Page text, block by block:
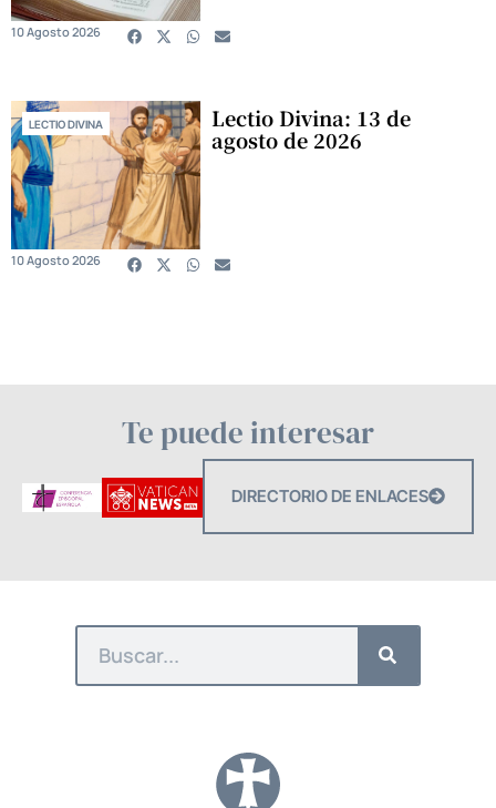
10 Agosto 2026
LECTIO DIVINA Lectio Divina: 13 de
agosto de 2026
10 Agosto 2026
Te puede interesar
DIRECTORIO DE ENLACES